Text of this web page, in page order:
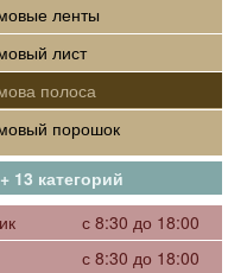
ленты
лист
полоса
порошок
+ 13 категорий
с 8:30 до 18:00
с 8:30 до 18:00